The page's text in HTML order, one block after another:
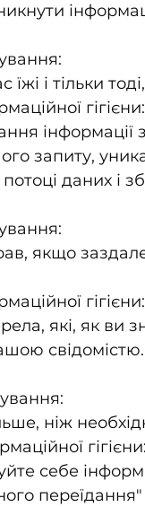
і тільки
гігієни:
запиту,
даних і
якщо
гігієни:
які, як ви
свідомістю.
ніж
гігієни:
себе